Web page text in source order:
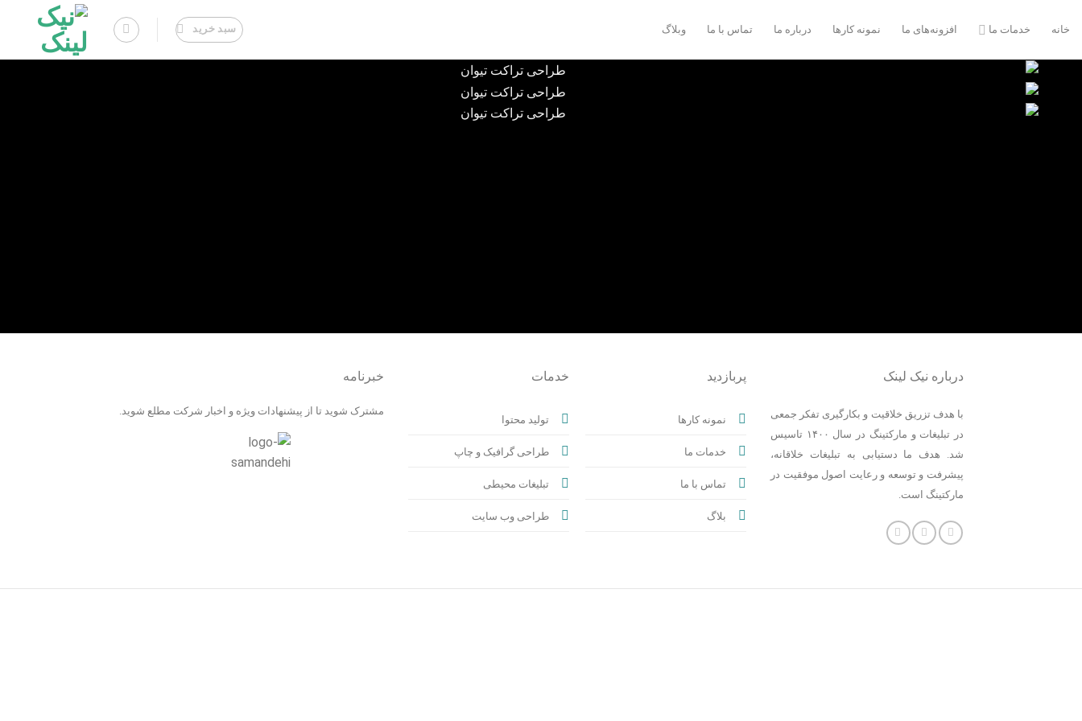
خانه خدمات ما افزونه‌های ما نمونه کارها درباره ما تماس با ما وبلاگ سبد خرید
درباره نیک لینک
با هدف تزریق خلاقیت و بکارگیری تفکر جمعی
در تبلیغات و مارکتینگ در سال ۱۴۰۰ تاسیس
شد. هدف ما دستیابی به تبلیغات خلاقانه،
پیشرفت و توسعه و رعایت اصول موفقیت در
مارکتینگ است.
پربازدید
نمونه کارها
خدمات ما
تماس با ما
بلاگ
خدمات
تولید محتوا
طراحی گرافیک و چاپ
تبلیغات محیطی
طراحی وب سایت
خبرنامه
مشترک شوید تا از پیشنهادات ویژه و اخبار شرکت مطلع شوید.